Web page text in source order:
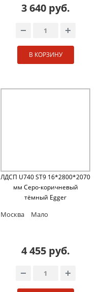
3 640 руб.
В КОРЗИНУ
ЛДСП U740 ST9 16*2800*2070
мм Cеро-коричневый
тёмный Egger
Москва Мало
4 455 руб.